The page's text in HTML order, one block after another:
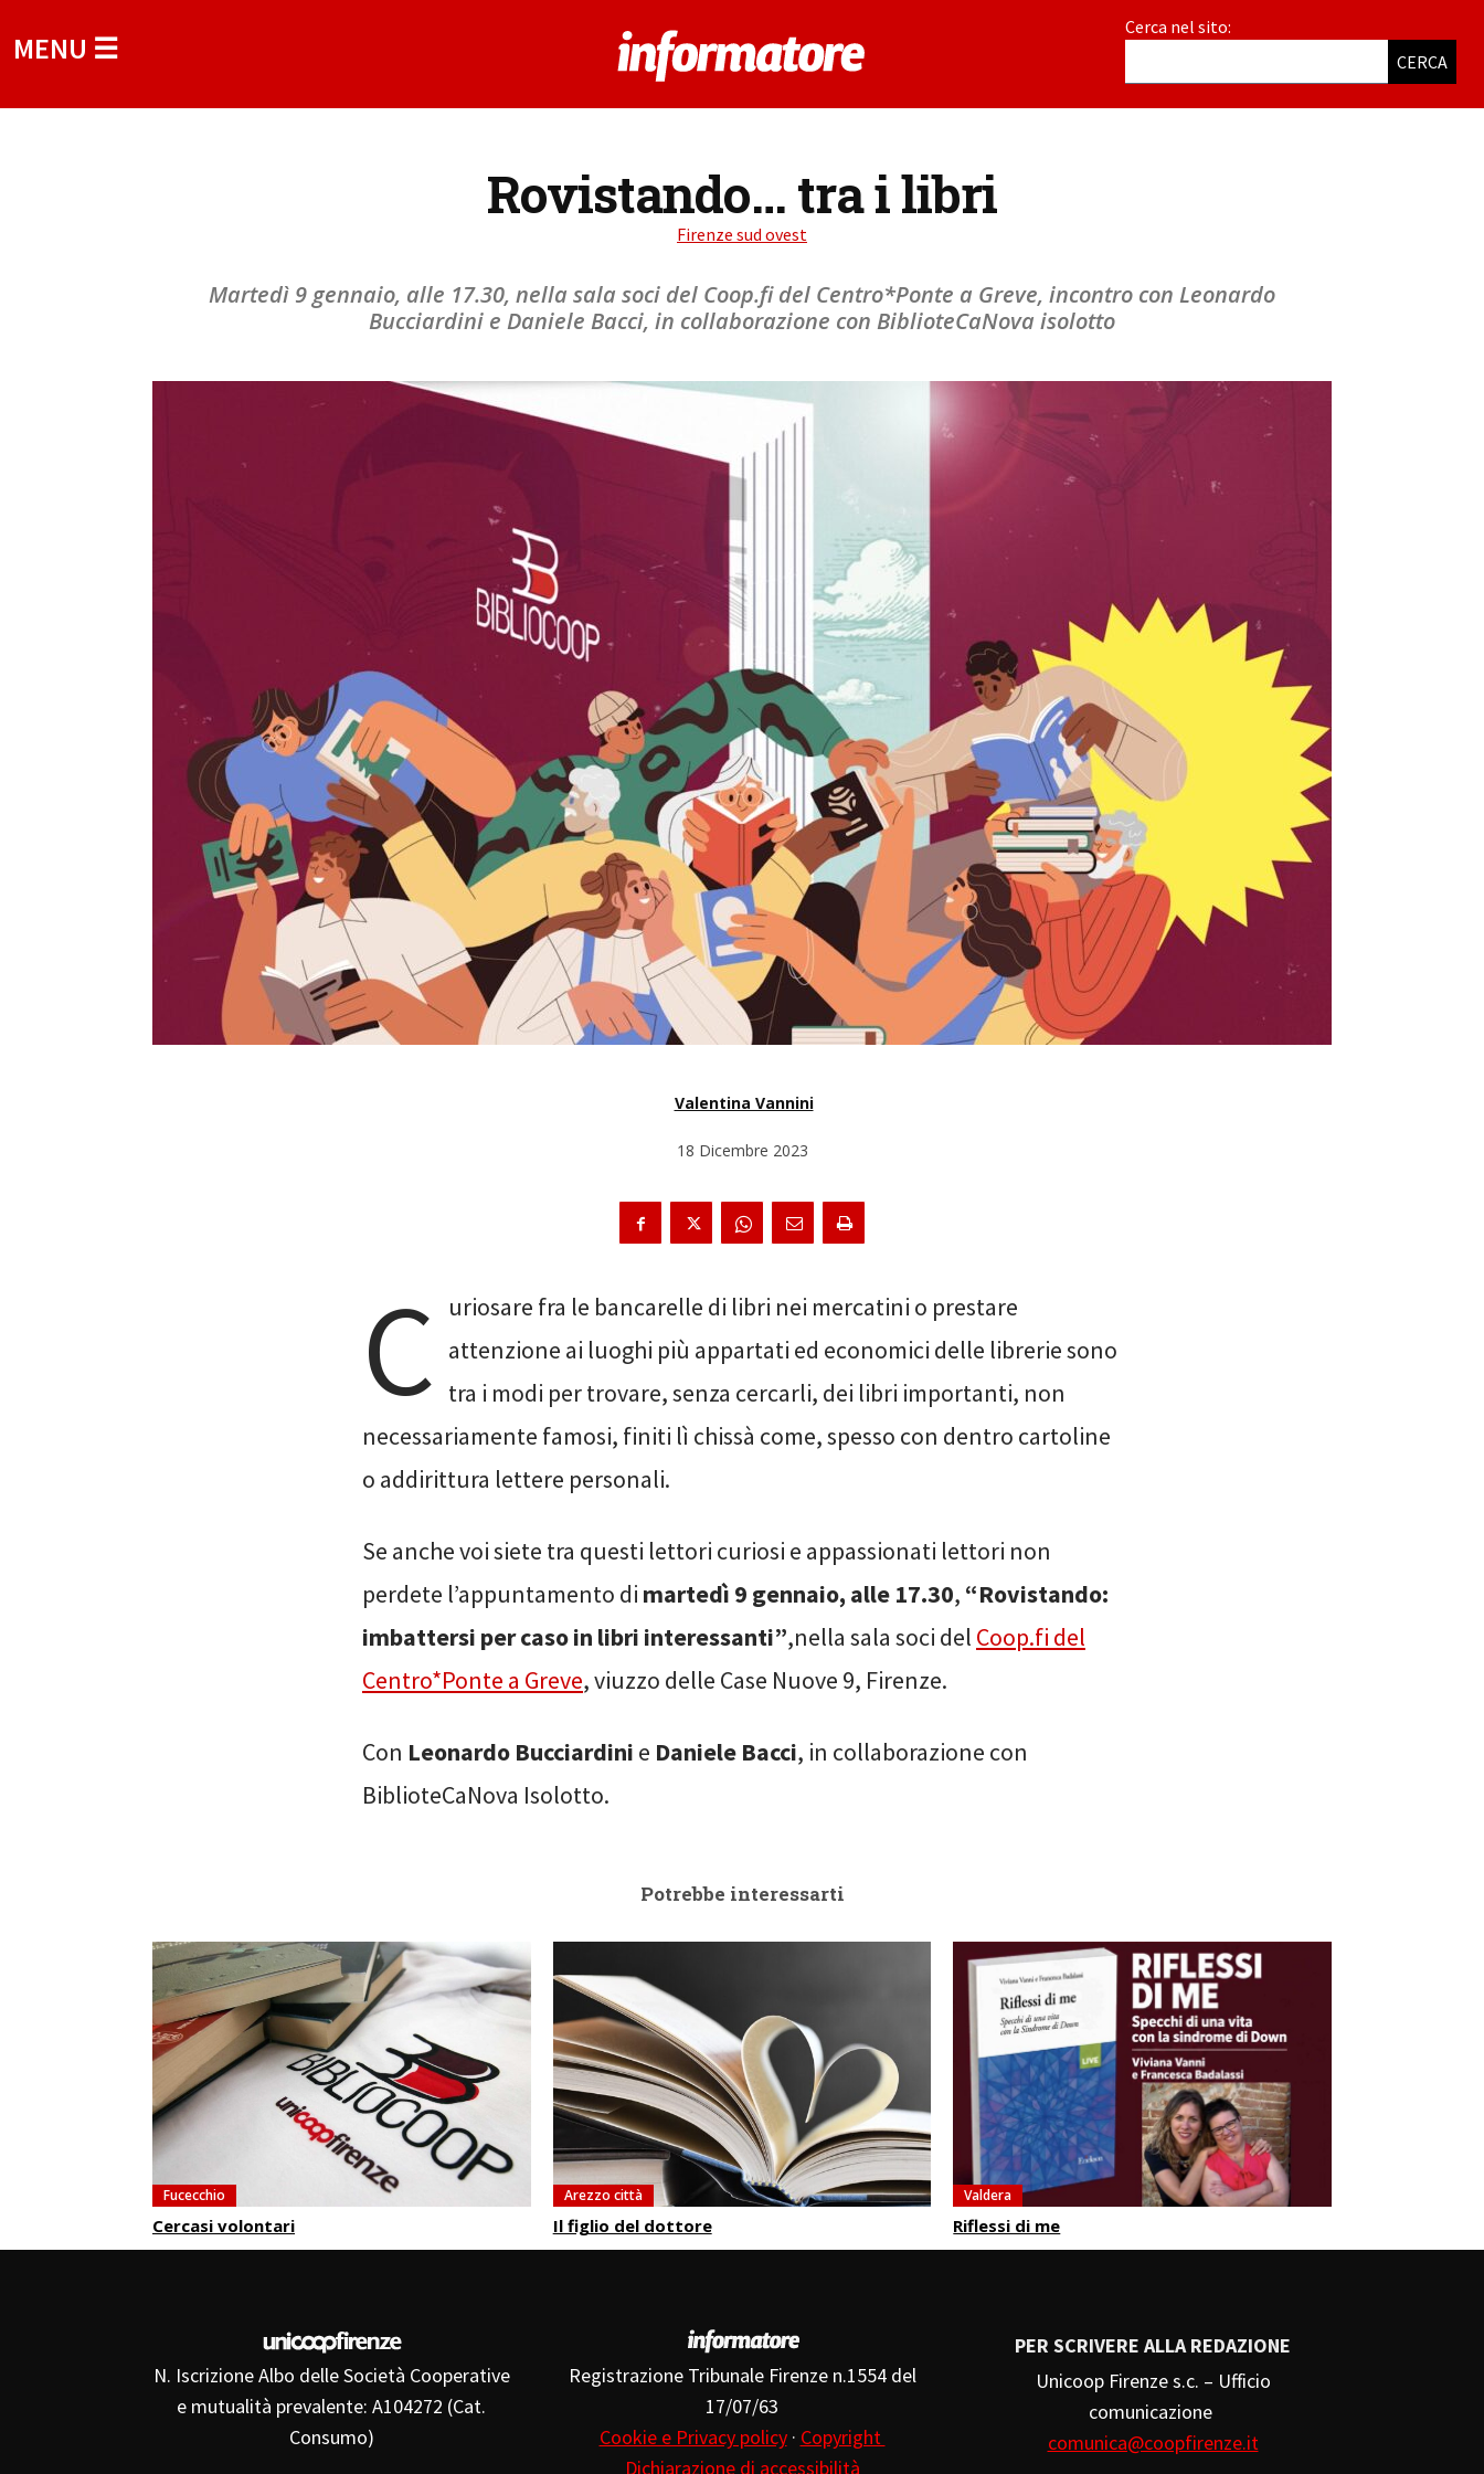
MENU ☰
Cerca nel sito:
CERCA
Rovistando… tra i libri
Firenze sud ovest
Martedì 9 gennaio, alle 17.30, nella sala soci del Coop.fi del Centro*Ponte a Greve, incontro con Leonardo
Bucciardini e Daniele Bacci, in collaborazione con BiblioteCaNova isolotto
Valentina Vannini
18 Dicembre 2023
C
uriosare fra le bancarelle di libri nei mercatini o prestare
attenzione ai luoghi più appartati ed economici delle librerie sono
tra i modi per trovare, senza cercarli, dei libri importanti, non
necessariamente famosi, finiti lì chissà come, spesso con dentro cartoline
o addirittura lettere personali.
Se anche voi siete tra questi lettori curiosi e appassionati lettori non
perdete l’appuntamento di martedì 9 gennaio, alle 17.30, “Rovistando:
imbattersi per caso in libri interessanti”,nella sala soci del Coop.fi del
Centro*Ponte a Greve, viuzzo delle Case Nuove 9, Firenze.
Con Leonardo Bucciardini e Daniele Bacci, in collaborazione con
BiblioteCaNova Isolotto.
Potrebbe interessarti
Fucecchio
Cercasi volontari
Arezzo città
Il figlio del dottore
Valdera
Riflessi di me
N. Iscrizione Albo delle Società Cooperative
e mutualità prevalente: A104272 (Cat.
Consumo)
Registrazione Tribunale Firenze n.1554 del
17/07/63
Cookie e Privacy policy· Copyright
Dichiarazione di accessibilità
PER SCRIVERE ALLA REDAZIONE
Unicoop Firenze s.c. – Ufficio
comunicazione
comunica@coopfirenze.it